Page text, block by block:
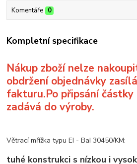
Komentáře 0
Kompletní specifikace
Nákup zboží nelze
obdržení objednávky
fakturu.Po připsání částky
zadává do výroby.
Větrací mřížka typu EI - BaI 30450/KM:
tuhé konstrukci s nízkou i